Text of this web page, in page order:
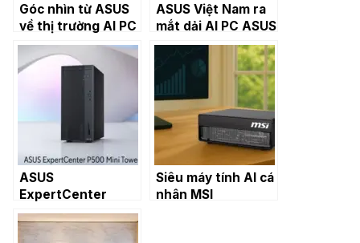
Góc nhìn từ ASUS
về thị trường AI PC
tại Việt Nam
ASUS Việt Nam ra
mắt dải AI PC ASUS
Expert Series dành
cho doanh nghiệp
trong kỷ nguyên AI
ASUS
ExpertCenter
P500MV – desktop
PC hỗ trợ AI trên
Siêu máy tính AI cá
nhân MSI